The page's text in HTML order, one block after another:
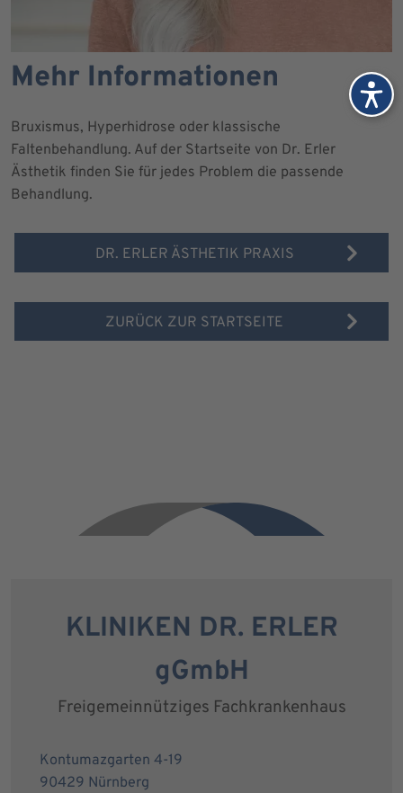
Mehr Informationen
Bruxismus, Hyperhidrose oder klassische
Faltenbehandlung. Auf der Startseite von Dr. Erler
Ästhetik finden Sie für jedes Problem die passende
Behandlung.
DR. ERLER ÄSTHETIK PRAXIS
ZURÜCK ZUR STARTSEITE
KLINIKEN DR. ERLER
gGmbH
Freigemeinnütziges Fachkrankenhaus
Kontumazgarten 4-19
90429 Nürnberg